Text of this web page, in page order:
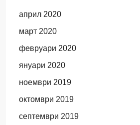
април 2020
март 2020
февруари 2020
януари 2020
ноември 2019
октомври 2019
септември 2019